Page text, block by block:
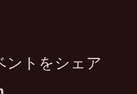
ントをシェア